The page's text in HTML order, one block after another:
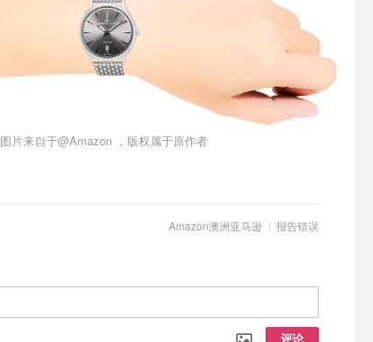
图片来自于@Amazon ，版权属于原作者
报告错误
Amazon澳洲亚马逊
评论